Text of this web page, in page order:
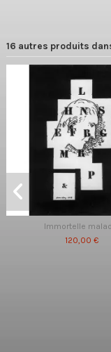
16 autres produits
Immortelle
120,00 €